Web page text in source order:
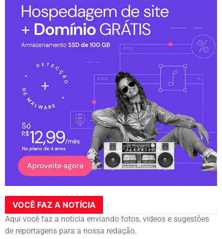
VOCÊ FAZ A NOTÍCIA
Aqui você faz a notícia enviando fotos, vídeos e sugestões
de reportagens para a nossa redação.